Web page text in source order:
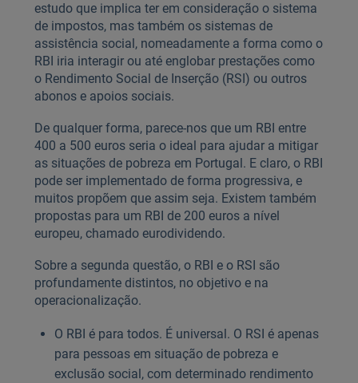
estudo que implica ter em consideração o sistema
de impostos, mas também os sistemas de
assistência social, nomeadamente a forma como o
RBI iria interagir ou até englobar prestações como
o Rendimento Social de Inserção (RSI) ou outros
abonos e apoios sociais.
De qualquer forma, parece-nos que um RBI entre
400 a 500 euros seria o ideal para ajudar a mitigar
as situações de pobreza em Portugal. E claro, o RBI
pode ser implementado de forma progressiva, e
muitos propõem que assim seja. Existem também
propostas para um RBI de 200 euros a nível
europeu, chamado eurodividendo.
Sobre a segunda questão, o RBI e o RSI são
profundamente distintos, no objetivo e na
operacionalização.
O RBI é para todos. É universal. O RSI é apenas
para pessoas em situação de pobreza e
exclusão social, com determinado rendimento